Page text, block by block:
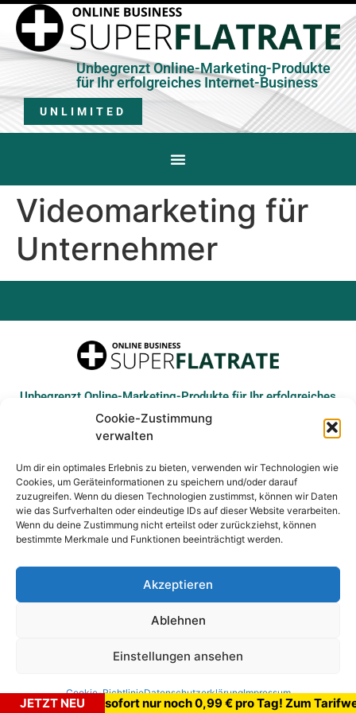
Cookie-Zustimmung
verwalten
Um dir ein optimales Erlebnis zu bieten, verwenden wir Technologien wie
Cookies, um Geräteinformationen zu speichern und/oder darauf
zuzugreifen. Wenn du diesen Technologien zustimmst, können wir Daten
wie das Surfverhalten oder eindeutige IDs auf dieser Website verarbeiten.
Wenn du deine Zustimmung nicht erteilst oder zurückziehst, können
bestimmte Merkmale und Funktionen beeinträchtigt werden.
Akzeptieren
Ablehnen
Einstellungen ansehen
Cookie-RichtlinieDatenschutzerklärungImpressum
Unbegrenzt Online-Marketing-Produkte
für Ihr erfolgreiches Internet-Business
UNLIMITED
Videomarketing für
Unternehmer
JETZT NEU
Superflatrate ab sofort nur noch 0,99 € pro Tag! Zum
Unbegrenzt Online-Marketing-Produkte für Ihr erfolgreiches
Internet-Business
© COPYRIGHT ARAREMBE LP - ALLE RECHTE VORBEHALTEN
LOGIN